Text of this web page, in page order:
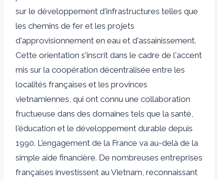
sur le développement d'infrastructures telles que
les chemins de fer et les projets
d'approvisionnement en eau et d'assainissement.
Cette orientation s'inscrit dans le cadre de l'accent
mis sur la coopération décentralisée entre les
localités françaises et les provinces
vietnamiennes, qui ont connu une collaboration
fructueuse dans des domaines tels que la santé,
l'éducation et le développement durable depuis
1990. L'engagement de la France va au-delà de la
simple aide financière. De nombreuses entreprises
françaises investissent au Vietnam, reconnaissant